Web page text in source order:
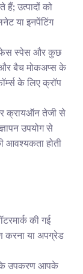
उत्पादों को
या इनपेंटिंग
फेस स्पेस और कुछ
और बैच मोकअप्स के
के लिए क्रॉप
क्रायऑन तेजी से
उपयोग से
आवश्यकता होती
की गई
करना या अपग्रेड
कि उपकरण आपके